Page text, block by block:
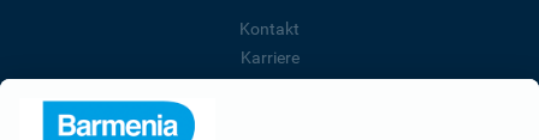
Kontakt
Karriere